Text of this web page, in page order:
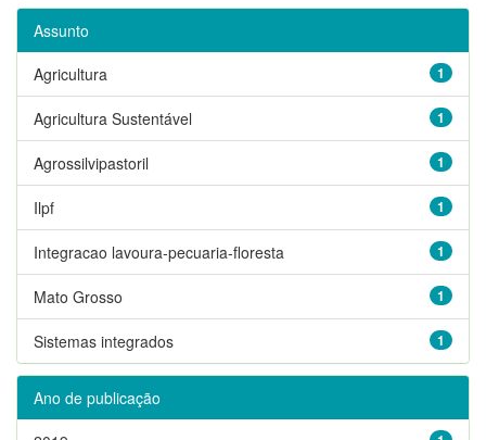
Assunto
1
Agricultura
1
Agricultura Sustentável
1
Agrossilvipastoril
1
Ilpf
1
Integracao lavoura-pecuaria-floresta
1
Mato Grosso
1
Sistemas integrados
Ano de publicação